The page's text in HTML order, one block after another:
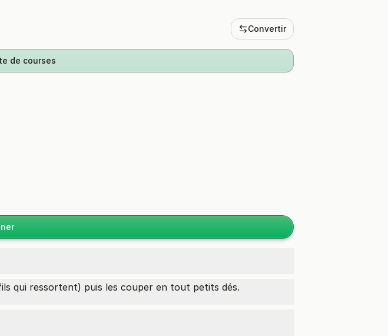
Convertir
de courses
qui ressortent) puis les couper en tout petits dés.